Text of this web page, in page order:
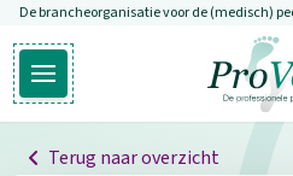
Overslaan en naar de inhoud gaan
De brancheorganisatie voor de (medisch)
Open hoofdmenu
Ga naar
Terug naar overzicht